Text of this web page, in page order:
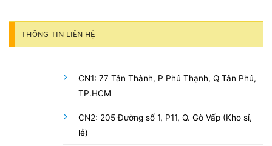
THÔNG TIN LIÊN HỆ
CN1: 77 Tân Thành, P Phú Thạnh, Q Tân Phú,
TP.HCM
CN2: 205 Đường số 1, P11, Q. Gò Vấp (Kho sỉ,
lẻ)